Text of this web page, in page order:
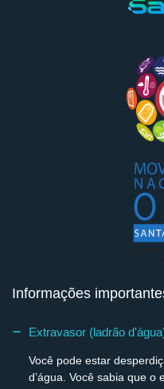
Informações
Extravasor (ladrão
Você pode estar
d’água. Você sabia que o